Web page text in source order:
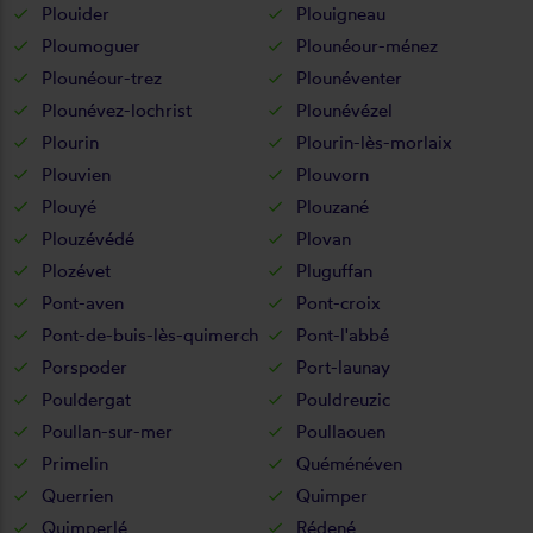
Plouider
Plouigneau
Ploumoguer
Plounéour-ménez
Plounéour-trez
Plounéventer
Plounévez-lochrist
Plounévézel
Plourin
Plourin-lès-morlaix
Plouvien
Plouvorn
Plouyé
Plouzané
Plouzévédé
Plovan
Plozévet
Pluguffan
Pont-aven
Pont-croix
Pont-de-buis-lès-quimerch
Pont-l'abbé
Porspoder
Port-launay
Pouldergat
Pouldreuzic
Poullan-sur-mer
Poullaouen
Primelin
Quéménéven
Querrien
Quimper
Quimperlé
Rédené